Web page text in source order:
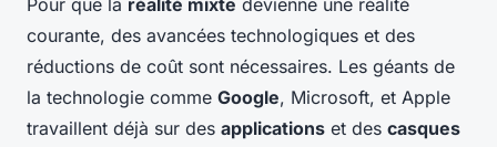
Pour que la réalité mixte devienne une réalité
courante, des avancées technologiques et des
réductions de coût sont nécessaires. Les géants de
la technologie comme Google, Microsoft, et Apple
travaillent déjà sur des applications et des casques